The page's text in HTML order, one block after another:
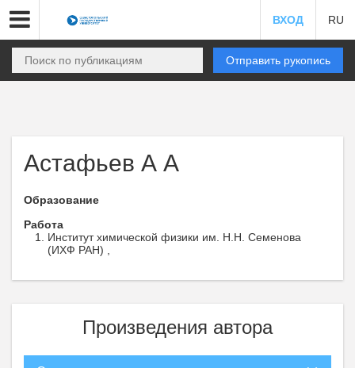
ВХОД RU
Отправить рукопись
Астафьев А А
Образование
Работа
Институт химической физики им. Н.Н. Семенова
(ИХФ РАН) ,
Произведения автора